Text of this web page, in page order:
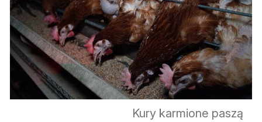
Kury karmione paszą